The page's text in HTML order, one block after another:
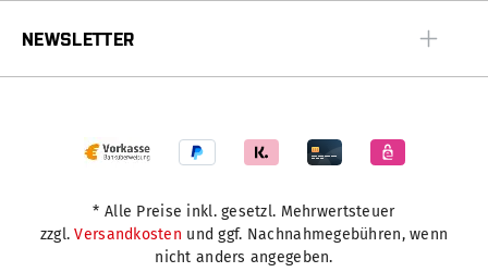
NEWSLETTER
* Alle Preise inkl. gesetzl. Mehrwertsteuer
zzgl.Versandkosten und ggf. Nachnahmegebühren, wenn
nicht anders angegeben.